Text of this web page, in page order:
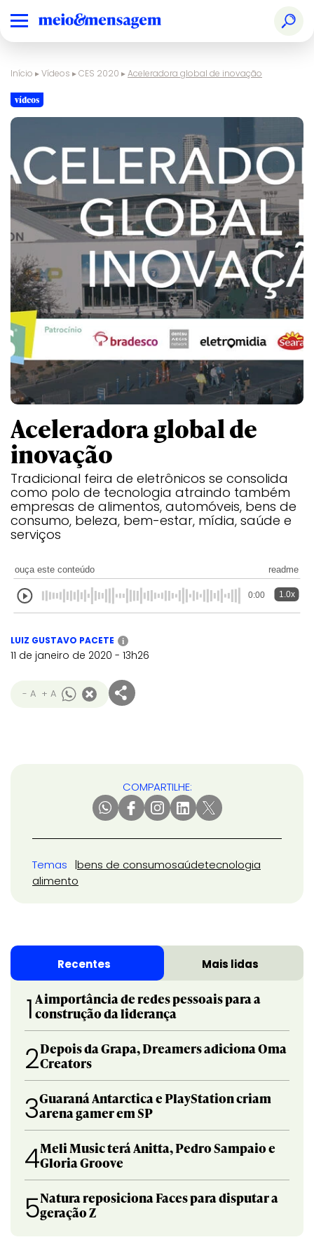
Início ▸Vídeos ▸CES 2020 ▸Aceleradora global de inovação
vídeos
Aceleradora global de
inovação
Tradicional feira de eletrônicos se consolida
como polo de tecnologia atraindo também
empresas de alimentos, automóveis, bens de
consumo, beleza, bem-estar, mídia, saúde e
serviços
ouça este conteúdo readme
0:00 1.0x
LUIZ GUSTAVO PACETE i
11 de janeiro de 2020 - 13h26
- A + A
COMPARTILHE:
Temas bens de consumosaúdetecnologia
alimento
Recentes Mais lidas
1 A importância de redes pessoais para a
construção da liderança
2Depois da Grapa, Dreamers adiciona Oma
Creators
3Guaraná Antarctica e PlayStation criam
arena gamer em SP
4Meli Music terá Anitta, Pedro Sampaio e
Gloria Groove
5Natura reposiciona Faces para disputar a
geração Z